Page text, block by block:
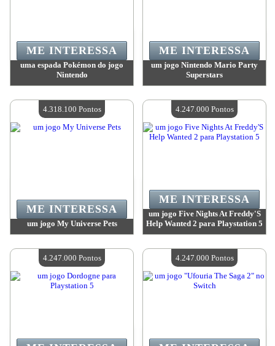
uma espada Pokémon do jogo
Nintendo
Quantidade disponível:4
ME INTERESSA
um jogo Nintendo Mario Party
Superstars
Quantidade disponível:4
ME INTERESSA
um jogo My Universe Pets
Quantidade disponível:4
ME INTERESSA
4.318.100 Pontos
um jogo Five Nights At Freddy'S
Help Wanted 2 para Playstation 5
Quantidade disponível:4
ME INTERESSA
4.247.000 Pontos
4.247.000 Pontos 4.247.000 Pontos